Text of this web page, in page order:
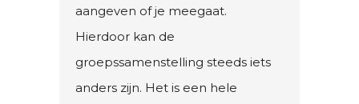
aangeven of je meegaat.
Hierdoor kan de
groepssamenstelling steeds iets
anders zijn. Het is een hele